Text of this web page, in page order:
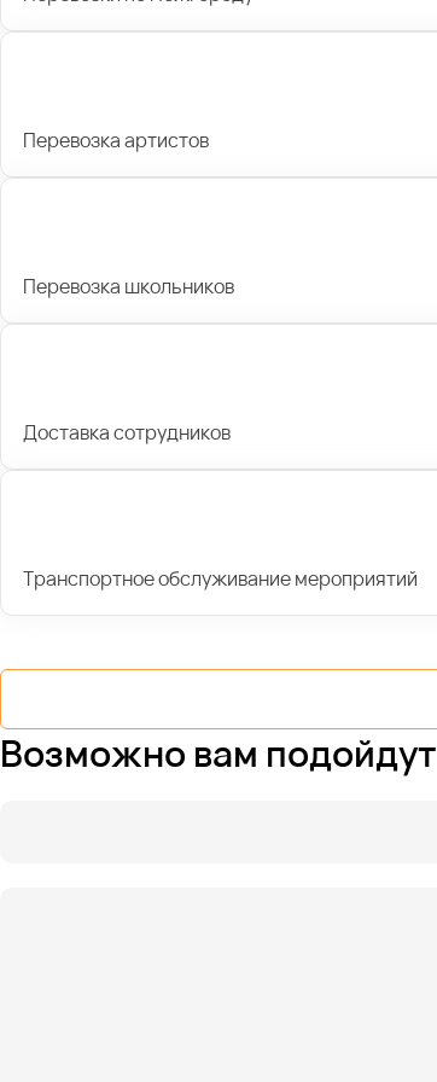
Перевозка артистов
Перевозка школьников
Доставка сотрудников
Транспортное обслуживание мероприятий
Возможно вам подойдут